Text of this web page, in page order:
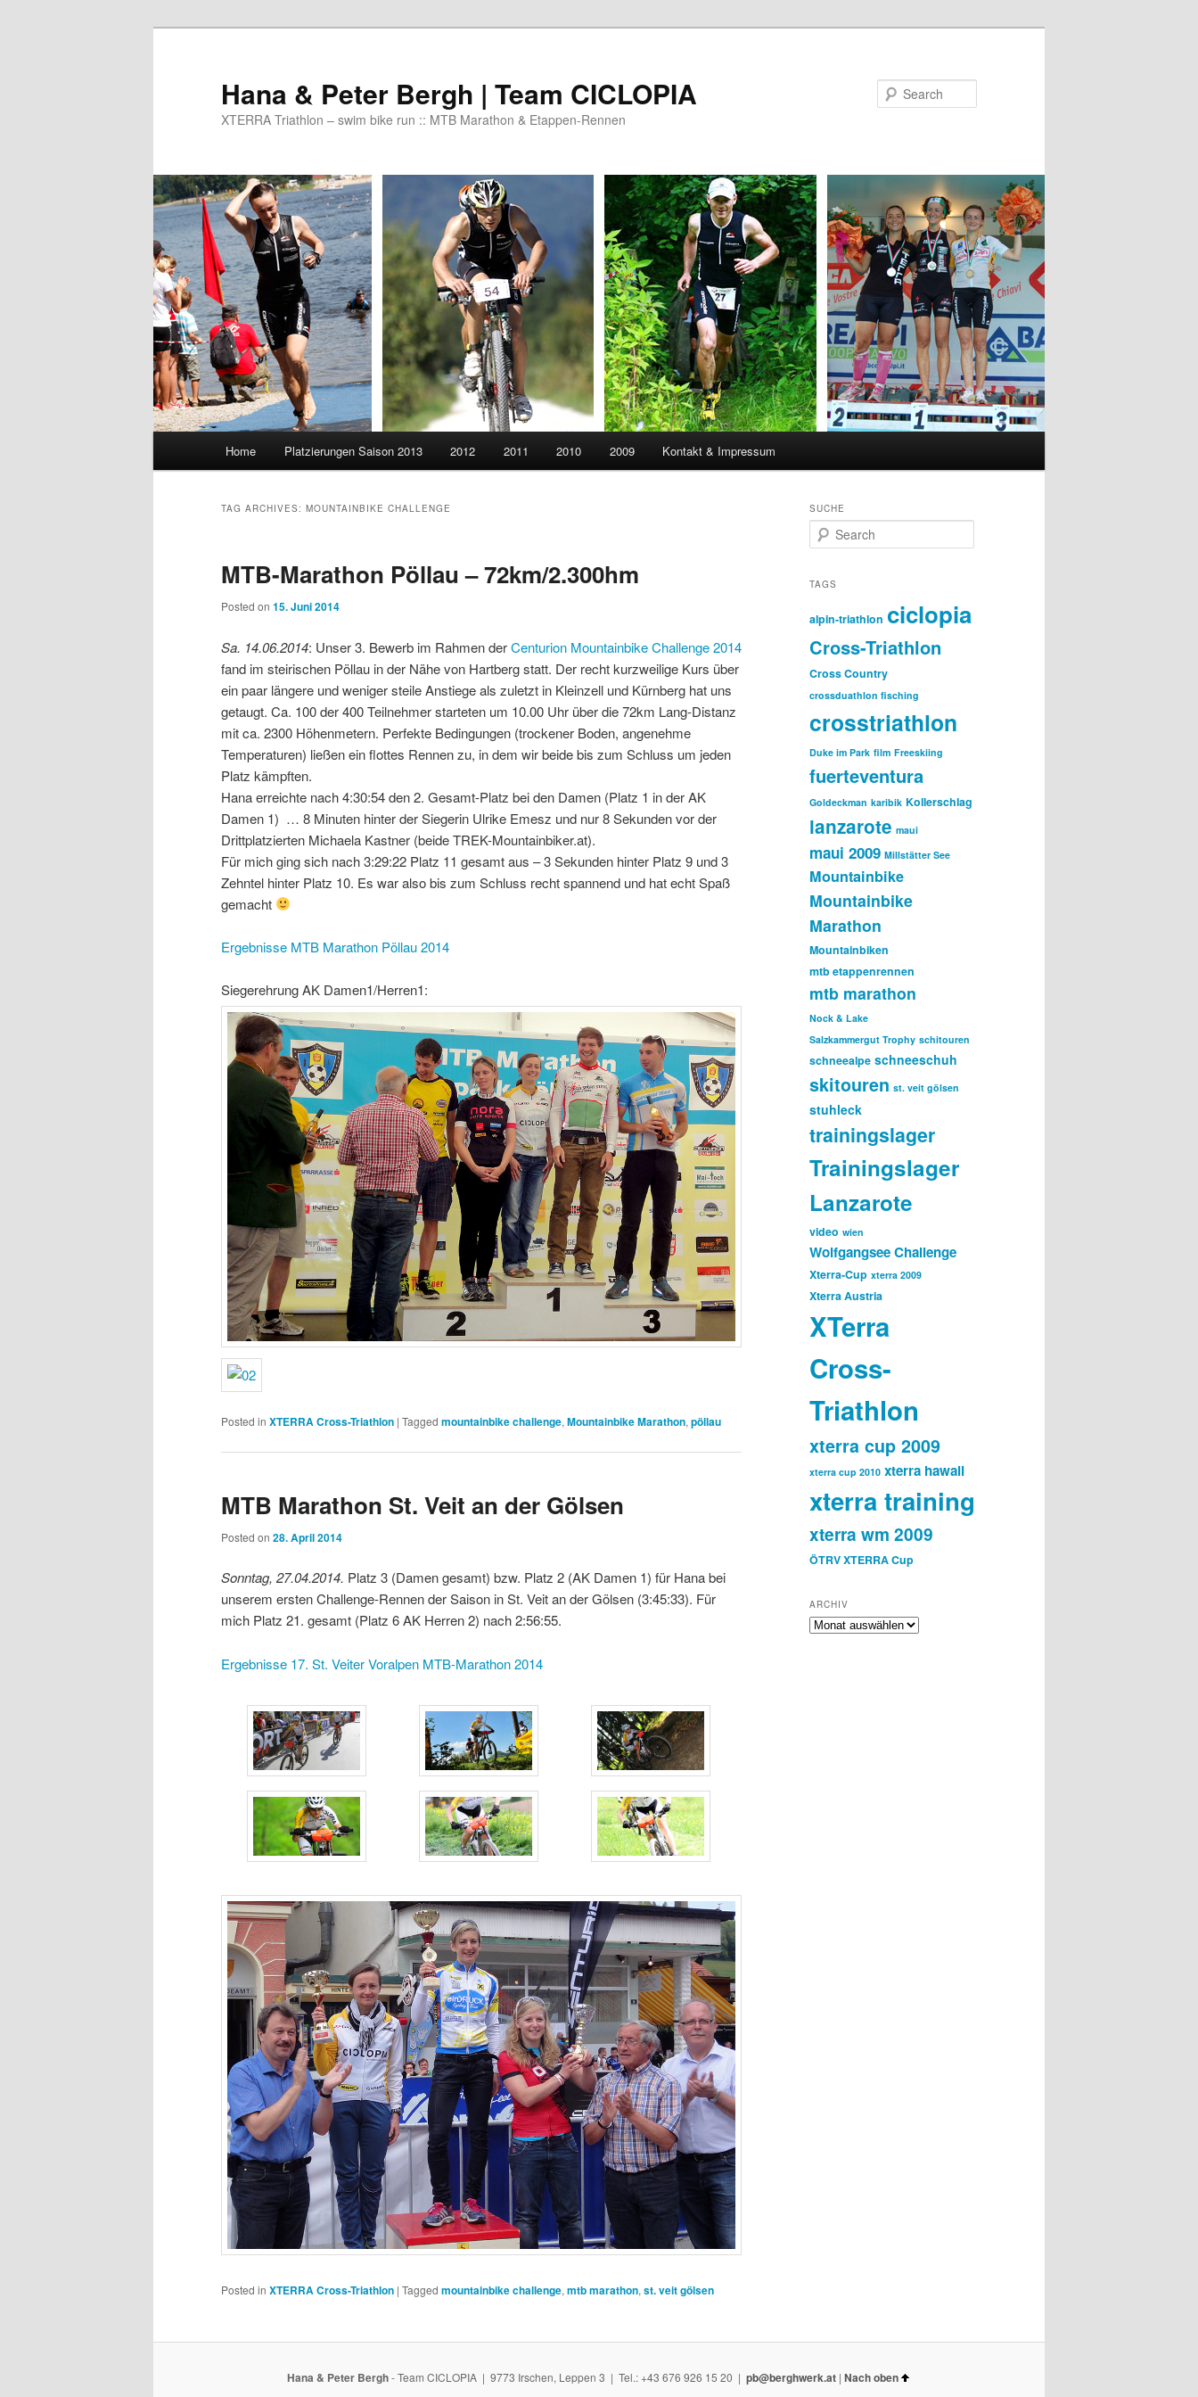
Hana & Peter Bergh | Team CICLOPIA
XTERRA Triathlon – swim bike run :: MTB Marathon & Etappen-Rennen
Home Platzierungen Saison 2013 2012 2011 2010 2009 Kontakt & Impressum
TAG ARCHIVES: MOUNTAINBIKE CHALLENGE
MTB-Marathon Pöllau – 72km/2.300hm
Posted on 15. Juni 2014
Sa. 14.06.2014: Unser 3. Bewerb im Rahmen derCenturion Mountainbike Challenge 2014
fand im steirischen Pöllau in der Nähe von Hartberg statt. Der recht kurzweilige Kurs über
ein paar längere und weniger steile Anstiege als zuletzt in Kleinzell und Kürnberg hat uns
getaugt. Ca. 100 der 400 Teilnehmer starteten um 10.00 Uhr über die 72km Lang-Distanz
mit ca. 2300 Höhenmetern. Perfekte Bedingungen (trockener Boden, angenehme
Temperaturen) ließen ein flottes Rennen zu, in dem wir beide bis zum Schluss um jeden
Platz kämpften.
Hana erreichte nach 4:30:54 den 2. Gesamt-Platz bei den Damen (Platz 1 in der AK
Damen 1) … 8 Minuten hinter der Siegerin Ulrike Emesz und nur 8 Sekunden vor der
Drittplatzierten Michaela Kastner (beide TREK-Mountainbiker.at).
Für mich ging sich nach 3:29:22 Platz 11 gesamt aus – 3 Sekunden hinter Platz 9 und 3
Zehntel hinter Platz 10. Es war also bis zum Schluss recht spannend und hat echt Spaß
gemacht
Ergebnisse MTB Marathon Pöllau 2014
Siegerehrung AK Damen1/Herren1:
Posted in XTERRA Cross-Triathlon | Tagged mountainbike challenge,Mountainbike Marathon,pöllau
MTB Marathon St. Veit an der Gölsen
Posted on 28. April 2014
Sonntag, 27.04.2014. Platz 3 (Damen gesamt) bzw. Platz 2 (AK Damen 1) für Hana bei
unserem ersten Challenge-Rennen der Saison in St. Veit an der Gölsen (3:45:33). Für
mich Platz 21. gesamt (Platz 6 AK Herren 2) nach 2:56:55.
Ergebnisse 17. St. Veiter Voralpen MTB-Marathon 2014
Posted in XTERRA Cross-Triathlon | Tagged mountainbike challenge, mtb marathon, st. veit gölsen
SUCHE
e
r
h
TAGS
alpin-triathlon ciclopia
Cross-Triathlon
Cross Country
crossduathlon fisching
crosstriathlon
Duke im Park film Freeskiing
fuerteventura
Goldeckman karibik Kollerschlag
lanzarote maui
maui 2009 Millstätter See
Mountainbike
Mountainbike
Marathon
Mountainbiken
mtb etappenrennen
mtb marathon
Nock & Lake
Salzkammergut Trophy schitouren
schneealpe schneeschuh
skitouren st. veit gölsen
stuhleck
trainingslager
Trainingslager
Lanzarote
video wien
Wolfgangsee Challenge
Xterra-Cup xterra 2009
Xterra Austria
XTerra
Cross-
Triathlon
xterra cup 2009
xterra cup 2010 xterra hawaii
xterra training
xterra wm 2009
ÖTRV XTERRA Cup
ARCHIV
ARCHIV
Hana & Peter Bergh- Team CICLOPIA | 9773 Irschen, Leppen 3 | Tel.: +43 676 926 15 20 | pb@berghwerk.at | Nach oben